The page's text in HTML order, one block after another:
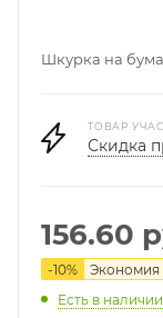
Шкурка на
ТОВАР
Скидка
156.60
-10% Экономия
Есть в наличии